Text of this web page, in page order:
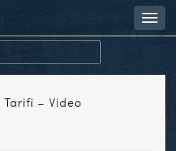
Tarifi – Video